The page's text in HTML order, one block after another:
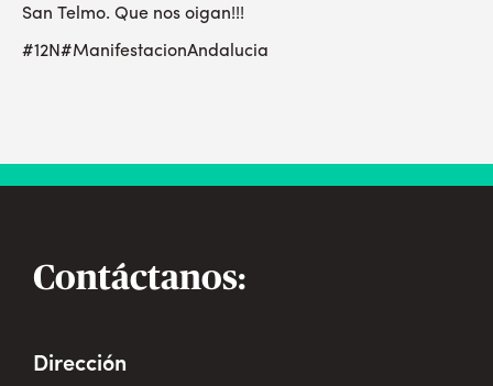
San Telmo. Que nos oigan!!!
#12N#ManifestacionAndalucia
Contáctanos:
Dirección